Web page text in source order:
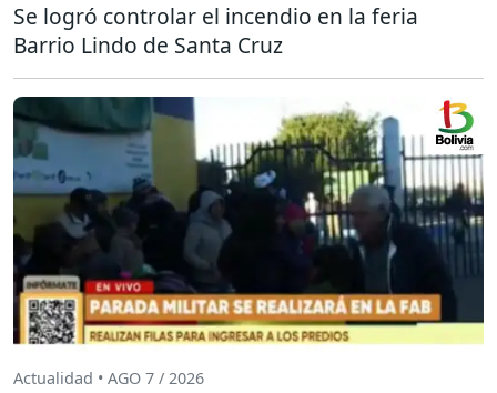
Se logró controlar el incendio en la feria
Barrio Lindo de Santa Cruz
Actualidad • AGO 7 / 2026